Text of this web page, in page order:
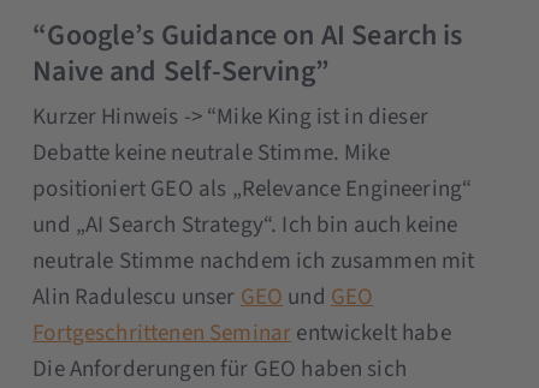
“Google’s Guidance on AI Search is
Naive and Self-Serving”
Kurzer Hinweis -> “Mike King ist in dieser
Debatte keine neutrale Stimme. Mike
positioniert GEO als „Relevance Engineering“
und „AI Search Strategy“. Ich bin auch keine
neutrale Stimme nachdem ich zusammen mit
Alin Radulescu unserGEOund GEO
Fortgeschrittenen Seminarentwickelt habe
Die Anforderungen für GEO haben sich